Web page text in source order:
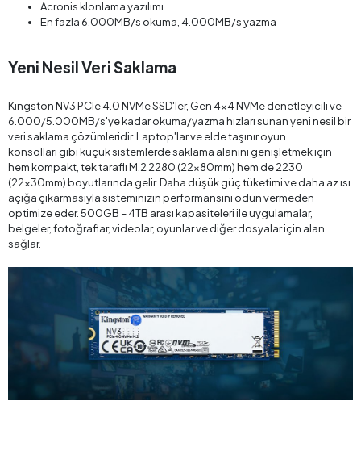
Acronis klonlama yazılımı
En fazla 6.000MB/s okuma, 4.000MB/s yazma
Yeni Nesil Veri Saklama
Kingston NV3 PCIe 4.0 NVMe SSD'ler, Gen 4x4 NVMe denetleyicili ve
6.000/5.000MB/s'ye kadar okuma/yazma hızları sunan yeni nesil bir
veri saklama çözümleridir. Laptop'lar ve elde taşınır oyun
konsolları gibi küçük sistemlerde saklama alanını genişletmek için
hem kompakt, tek taraflı M.2 2280 (22x80mm) hem de 2230
(22x30mm) boyutlarında gelir. Daha düşük güç tüketimi ve daha az ısı
açığa çıkarmasıyla sisteminizin performansını ödün vermeden
optimize eder. 500GB – 4TB arası kapasiteleri ile uygulamalar,
belgeler, fotoğraflar, videolar, oyunlar ve diğer dosyalar için alan
sağlar.